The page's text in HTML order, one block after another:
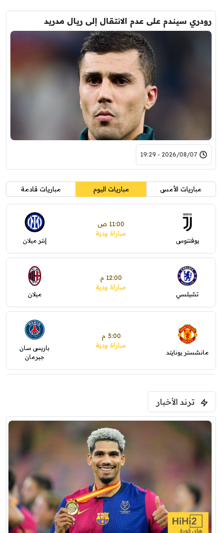
رودري سيندم على عدم الانتقال إلى ريال مدريد
2026/08/07 - 19:29
مباريات الأمس مباريات اليوم مباريات قادمة
يوفنتوس
11:00 ص
مباراة ودية
إنتر ميلان
تشيلسي
12:00 م
مباراة ودية
ميلان
مانشستر يونايتد
3:00 م
مباراة ودية
باريس سان
جيرمان
فرينتسفاروشي
7:00 م
مباراة ودية
نوتنغهام فورست
اودينيزي
8:00 م
مباراة ودية
برشلونة
ترند الأخبار